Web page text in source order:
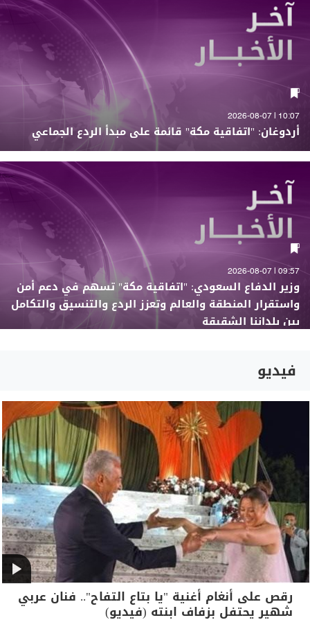
10:07 | 2026-08-07
أردوغان: "اتفاقية مكة" قائمة على مبدأ الردع الجماعي
09:57 | 2026-08-07
وزير الدفاع السعودي: "اتفاقية مكة" تسهم في دعم أمن
واستقرار المنطقة والعالم وتعزز الردع والتنسيق والتكامل
بين بلداننا الشقيقة
فيديو
رقص على أنغام أغنية "يا بتاع التفاح".. فنان عربي
شهير يحتفل بزفاف ابنته (فيديو)